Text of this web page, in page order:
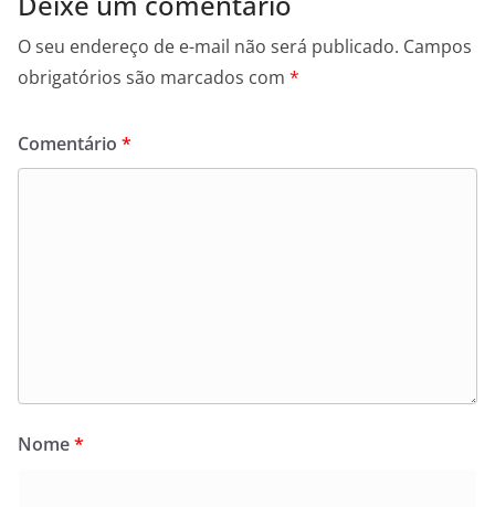
O seu endereço de e-mail não será publicado. Campos
obrigatórios são marcados com *
Comentário *
Nome*